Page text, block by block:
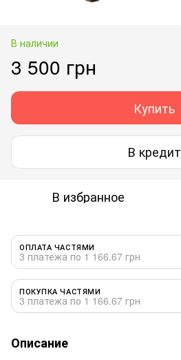
В наличии
3 500 грн
Купить
В кредит
В избранное
ОПЛАТА ЧАСТЯМИ
3 платежа по 1 166.67 грн
ПОКУПКА ЧАСТЯМИ
3 платежа по 1 166.67 грн
Описание